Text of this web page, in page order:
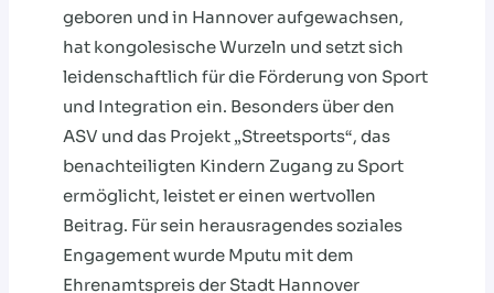
geboren und in Hannover aufgewachsen,
hat kongolesische Wurzeln und setzt sich
leidenschaftlich für die Förderung von Sport
und Integration ein. Besonders über den
ASV und das Projekt „Streetsports“, das
benachteiligten Kindern Zugang zu Sport
ermöglicht, leistet er einen wertvollen
Beitrag. Für sein herausragendes soziales
Engagement wurde Mputu mit dem
Ehrenamtspreis der Stadt Hannover